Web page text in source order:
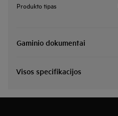
Produkto tipas
Gaminio dokumentai
Visos specifikacijos